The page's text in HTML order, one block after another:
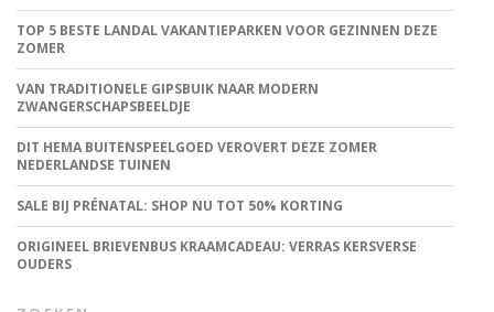
TOP 5 BESTE LANDAL VAKANTIEPARKEN VOOR GEZINNEN DEZE
ZOMER
VAN TRADITIONELE GIPSBUIK NAAR MODERN
ZWANGERSCHAPSBEELDJE
DIT HEMA BUITENSPEELGOED VEROVERT DEZE ZOMER
NEDERLANDSE TUINEN
SALE BIJ PRÉNATAL: SHOP NU TOT 50% KORTING
ORIGINEEL BRIEVENBUS KRAAMCADEAU: VERRAS KERSVERSE
OUDERS